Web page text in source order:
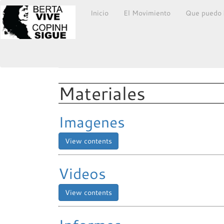
Inicio El Movimiento Que puedo
Materiales
Imagenes
View contents
Videos
View contents